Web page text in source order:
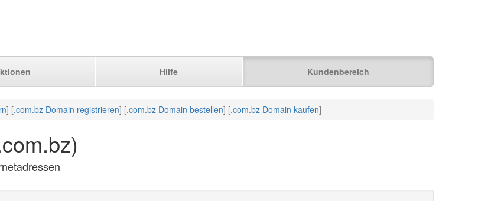
Hilfe Kundenbereich
] [.com.bz Domain registrieren] [.com.bz Domain bestellen] [.com.bz Domain kaufen]